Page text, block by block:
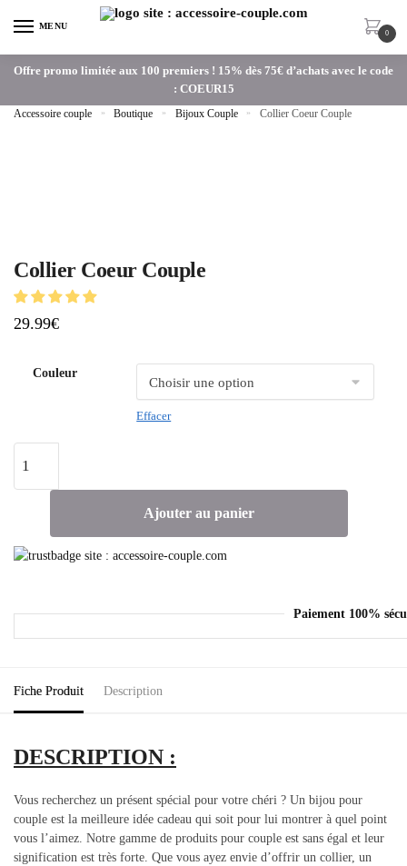
MENU
0
Offre promo limitée aux 100 premiers ! 15% dès 75€ d’achats avec le code
: COEUR15
Accessoire couple » Boutique » Bijoux Couple » Collier Coeur Couple
Collier Coeur Couple
29.99€
Couleur
Effacer
Ajouter au panier
Paiement 100%
Fiche Produit Description
DESCRIPTION :
Vous recherchez un présent spécial pour votre chéri ? Un bijou pour
couple est la meilleure idée cadeau qui soit pour lui montrer à quel point
vous l’aimez. Notre gamme de produits pour couple est sans égal et leur
signification est très forte. Que vous ayez envie d’offrir un collier, un